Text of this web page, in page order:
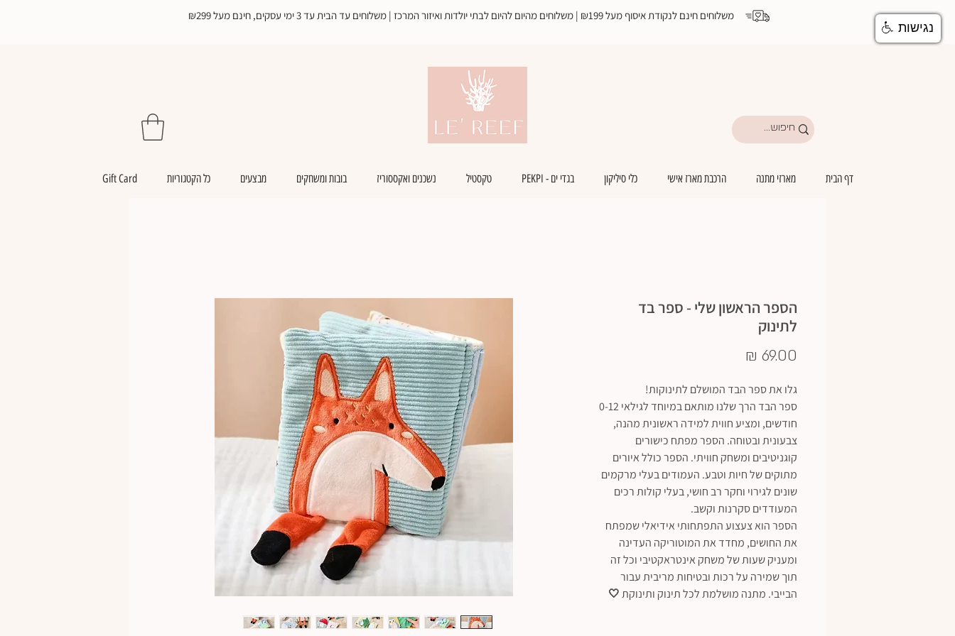
משלוחים חינם לנקודת איסוף מעל ₪199 | משלוחים מהיום להיום לבתי יולדות ואיזור המרכז | משלוחים עד הבית עד 3 ימי עסקים, חינם מעל ₪299
דף הבית מארזי מתנה הרכבת מארז אישי כלי סיליקון בגדי ים - PEKPI טקסטיל נשכנים ואקססוריז בובות ומשחקים מבצעים כל הקטגוריות Gift Card
הספר הראשון שלי - ספר בד
לתינוק
גלו את ספר הבד המושלם לתינוקות!
ספר הבד הרך שלנו מותאם במיוחד לגילאי 0-12
חודשים, ומציע חווית למידה ראשונית מהנה,
צבעונית ובטוחה. הספר מפתח כישורים
קוגניטיבים ומשחק חוויתי. הספר כולל איורים
מתוקים של חיות וטבע. העמודים בעלי מרקמים
שונים לגירוי וחקר רב חושי, בעלי קולות רכים
המעודדים סקרנות וקשב.
הספר הוא צעצוע התפתחותי אידיאלי שמפתח
את החושים, מחדד את המוטוריקה העדינה
ומעניק שעות של משחק אינטראקטיבי וכל זה
תוך שמירה על רכות ובטיחות מריבית עבור
הבייבי. מתנה מושלמת לכל תינוק ותינוקת 🤍
נגישות